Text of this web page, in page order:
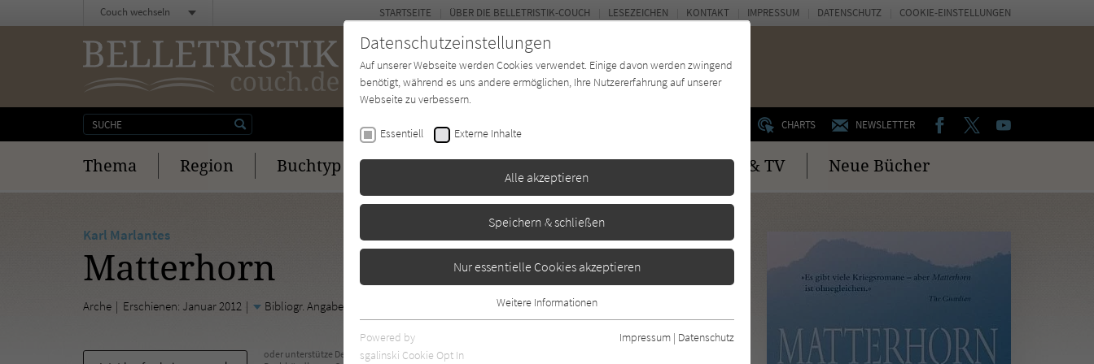
CHARTS NEWSLETTER FACEBOOKTWITTERYOUTUBE
Thema Region Buchtyp Autor*in Verlage Magazin Kino & TV Neue Bücher
STARTSEITE ÜBER DIE BELLETRISTIK-COUCH LESEZEICHEN KONTAKT IMPRESSUM DATENSCHUTZ COOKIE-EINSTELLUNGEN
Couch wechseln
Karl Marlantes
Matterhorn
Arche Erschienen: Januar 2012 Bibliogr. Angaben
oder unterstütze Deinen
Datenschutzeinstellungen
Auf unserer Webseite werden Cookies verwendet. Einige davon werden zwingend
benötigt, während es uns andere ermöglichen, Ihre Nutzererfahrung auf unserer
Webseite zu verbessern.
Essentiell Externe Inhalte
Alle akzeptieren
Speichern & schließen
Nur essentielle Cookies akzeptieren
Essentielle Cookies werden für grundlegende Funktionen der Webseite
benötigt. Dadurch ist gewährleistet, dass die Webseite einwandfrei
Weitere Informationen
Powered by
sgalinski Cookie Opt In
Impressum | Datenschutz